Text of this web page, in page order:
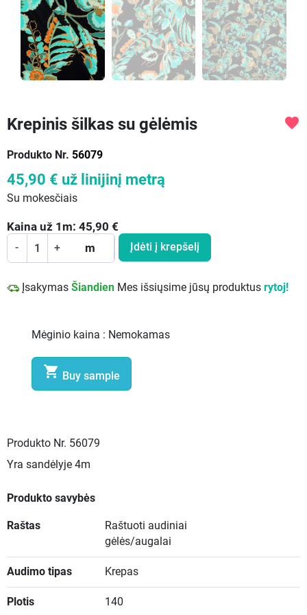
Krepinis šilkas su gėlėmis
Produkto Nr. 56079
favorite
45,90 € už linijinį metrą
Su mokesčiais
Kaina už 1 m: 45,90 €
- + m Įdėti į krepšelį
Įsakymas Šiandien Mes išsiųsime jūsų produktus rytoj!
Mėginio kaina : Nemokamas
 Buy sample
Produkto Nr. 56079
Yra sandėlyje 4m
Produkto savybės
Raštas
Raštuoti audiniai
gėlės/augalai
Audimo tipas Krepas
Plotis 140